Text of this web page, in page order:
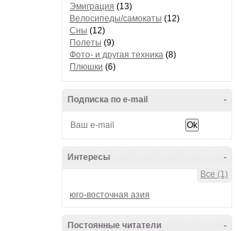
Эмиграция (13)
Велосипеды/самокаты (12)
Сны (12)
Полеты (9)
Фото- и другая техника (8)
Плюшки (6)
-
Подписка по e-mail
-
Интересы
Все (1)
юго-восточная азия
-
Постоянные читатели